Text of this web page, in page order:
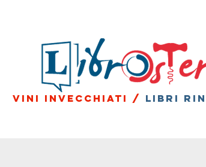
vini invecchiati / libri